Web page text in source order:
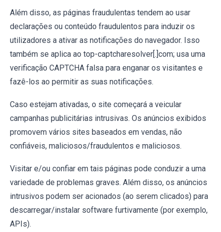
Além disso, as páginas fraudulentas tendem ao usar
declarações ou conteúdo fraudulentos para induzir os
utilizadores a ativar as notificações do navegador. Isso
também se aplica ao top-captcharesolver[.]com; usa uma
verificação CAPTCHA falsa para enganar os visitantes e
fazê-los ao permitir as suas notificações.
Caso estejam ativadas, o site começará a veicular
campanhas publicitárias intrusivas. Os anúncios exibidos
promovem vários sites baseados em vendas, não
confiáveis, maliciosos/fraudulentos e maliciosos.
Visitar e/ou confiar em tais páginas pode conduzir a uma
variedade de problemas graves. Além disso, os anúncios
intrusivos podem ser acionados (ao serem clicados) para
descarregar/instalar software furtivamente (por exemplo,
APIs).